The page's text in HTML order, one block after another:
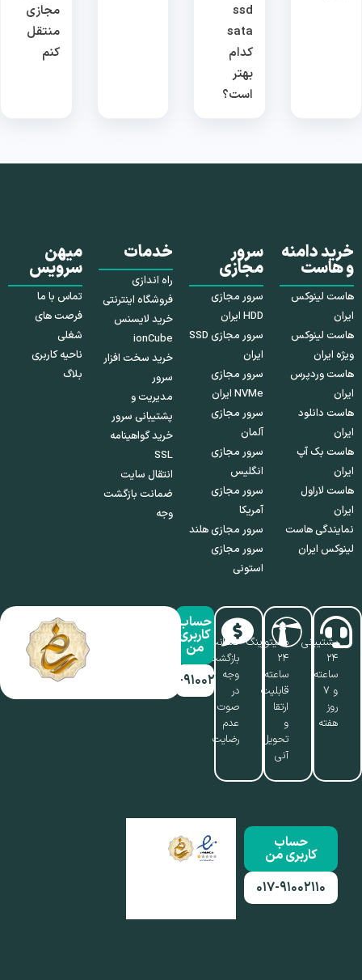
ssd
sata
کدام
بهتر
است؟
مجازی
منتقل
کنم
خرید دامنه
و هاست
هاست لینوکس
ایران
هاست لینوکس
ویژه ایران
هاست وردپرس
ایران
هاست دانلود
ایران
هاست بک آپ
ایران
هاست لاراول
ایران
نمایندگی هاست
لینوکس ایران
سرور
مجازی
سرور مجازی
HDD ایران
سرور مجازی SSD
ایران
سرور مجازی
NVMe ایران
سرور مجازی
آلمان
سرور مجازی
انگلیس
سرور مجازی
آمریکا
سرور مجازی هلند
سرور مجازی
استونی
خدمات
راه اندازی
فروشگاه اینترنتی
خرید لایسنس
ionCube
خرید سخت افزار
سرور
مدیریت و
پشتیبانی سرور
خرید گواهینامه
SSL
انتقال سایت
ضمانت بازگشت
وجه
میهن
سرویس
تماس با ما
فرصت های
شغلی
ناحیه کاربری
بلاگ
پشتیبانی
۲۴
ساعته
و ۷
روز
هفته
مانیتورینگ
۲۴
ساعته،
قابلیت
ارتقا
تحویل
آنی
ضمانت
بازگشت
وجه
در
صوت
عدم
رضایت
حساب
کاربری
من
۰۱۷-۹۱۰۰۲۱۱۰
حساب
کاربری من
۰۱۷-۹۱۰۰۲۱۱۰